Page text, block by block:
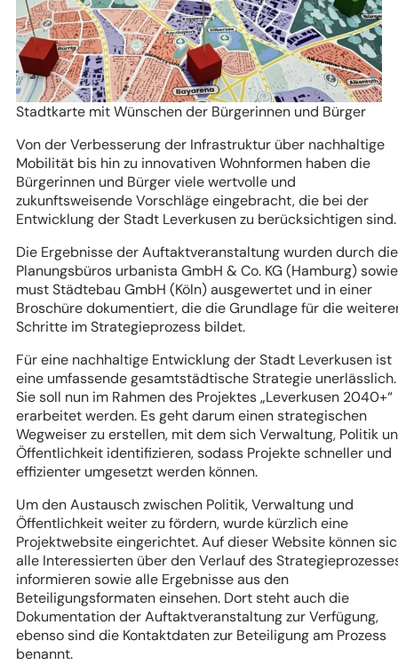
Stadtkarte mit Wünschen der Bürgerinnen und Bürger
Von der Verbesserung der Infrastruktur über nachhaltige
Mobilität bis hin zu innovativen Wohnformen haben die
Bürgerinnen und Bürger viele wertvolle und
zukunftsweisende Vorschläge eingebracht, die bei der
Entwicklung der Stadt Leverkusen zu berücksichtigen sind.
Die Ergebnisse der Auftaktveranstaltung wurden durch die
Planungsbüros urbanista GmbH & Co. KG (Hamburg) sowie
must Städtebau GmbH (Köln) ausgewertet und in einer
Broschüre dokumentiert, die die Grundlage für die
Schritte im Strategieprozess bildet.
Für eine nachhaltige Entwicklung der Stadt Leverkusen ist
eine umfassende gesamtstädtische Strategie unerlässlich.
Sie soll nun im Rahmen des Projektes „Leverkusen 2040+“
erarbeitet werden. Es geht darum einen strategischen
Wegweiser zu erstellen, mit dem sich Verwaltung, Politik
Öffentlichkeit identifizieren, sodass Projekte schneller und
effizienter umgesetzt werden können.
Um den Austausch zwischen Politik, Verwaltung und
Öffentlichkeit weiter zu fördern, wurde kürzlich eine
Projektwebsite eingerichtet. Auf dieser Website können
alle Interessierten über den Verlauf des
informieren sowie alle Ergebnisse aus den
Beteiligungsformaten einsehen. Dort steht auch die
Dokumentation der Auftaktveranstaltung zur Verfügung,
ebenso sind die Kontaktdaten zur Beteiligung am Prozess
benannt.